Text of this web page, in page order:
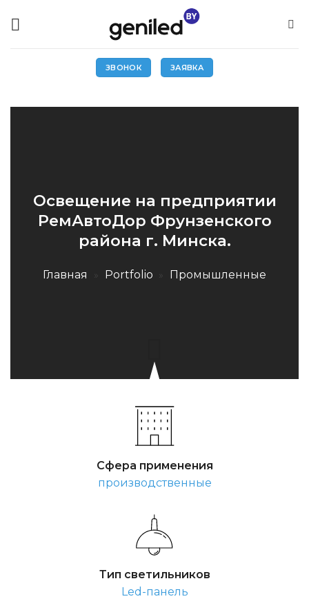
ЗВОНОК ЗАЯВКА
Освещение на предприятии
РемАвтоДор Фрунзенского
района г. Минска.
Главная » Portfolio » Промышленные
Сфера применения
производственные
Тип светильников
Led-панель